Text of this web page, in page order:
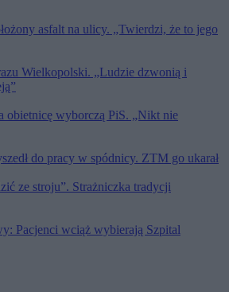
asfalt na ulicy. „Twierdzi, że to jego
Wielkopolski. „Ludzie dzwonią i
obietnicę wyborczą PiS. „Nikt nie
do pracy w spódnicy. ZTM go ukarał
ze stroju”. Strażniczka tradycji
Pacjenci wciąż wybierają Szpital